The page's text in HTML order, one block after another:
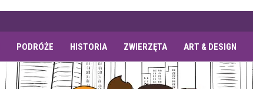
PODRÓŻE HISTORIA ZWIERZĘTA ART & DESIGN